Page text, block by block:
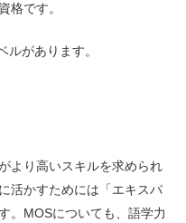
格です。
があります。
より高いスキルを求められ
活かすためには「エキスパ
。MOSについても、語学力